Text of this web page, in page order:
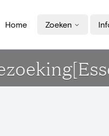
Home Zoeken